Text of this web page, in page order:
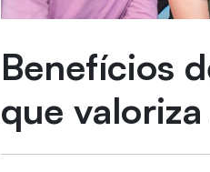
Benefícios
que